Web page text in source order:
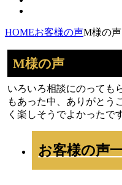
HOMEお客様の声M様の声
M様の声
いろいろ相談にのっても
もあった中、ありがとう
く楽しそうでよかったで
お客様の声